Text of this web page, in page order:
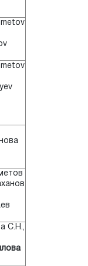
С.Н.,